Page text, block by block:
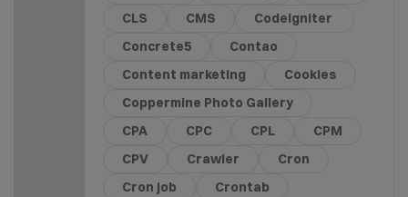
CLS
CMS
CodeIgniter
Concrete5
Contao
Content marketing
Cookies
Coppermine Photo Gallery
CPA
CPC CPL
CPM
CPV
Crawler
Cron
Cron job
Crontab